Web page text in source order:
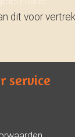
dit voor
service